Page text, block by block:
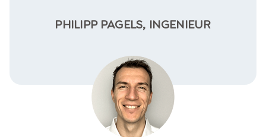
PHILIPP PAGELS, INGENIEUR